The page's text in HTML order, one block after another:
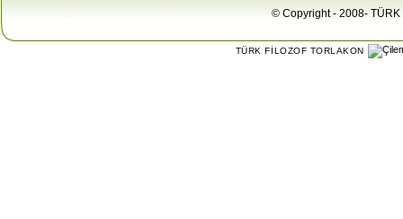
© Copyright - 2008- TÜRK
TÜRK FİLOZOF TORLAKON